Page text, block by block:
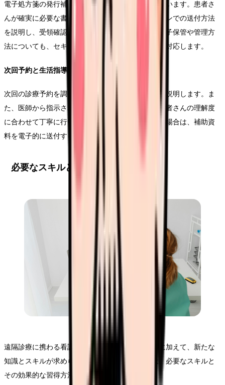
電子処方箋の発行補助や、必要書類の電子発行を行います。患者さ
んが確実に必要な書類を受け取れるよう、オンラインでの送付方法
を説明し、受領確認まで行います。また、書類の電子保管や管理方
法についても、セキュリティに配慮しながら適切に対応します。
次回予約と生活指導
次回の診療予約を調整し、必要な事前準備について説明します。ま
た、医師から指示された生活指導や服薬指導を、患者さんの理解度
に合わせて丁寧に行います。遠隔での指導が難しい場合は、補助資
料を電子的に送付するなどの工夫も必要です。
必要なスキルと習得方法
遠隔診療に携わる看護師には、従来の看護スキルに加えて、新たな
知識とスキルが求められます。本セクションでは、必要なスキルと
その効果的な習得方法について解説します。